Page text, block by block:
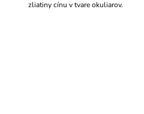
zliatiny cínu v tvare okuliarov.